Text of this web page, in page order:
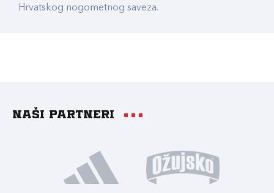
Hrvatskog nogometnog saveza.
Naši partneri